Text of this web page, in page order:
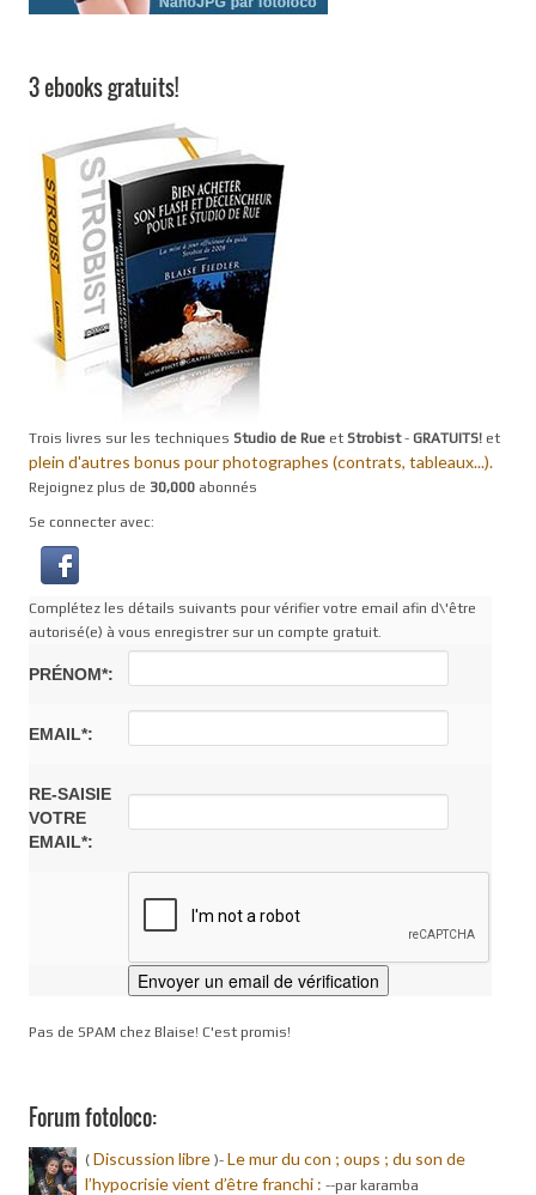
3 ebooks gratuits!
Trois livres sur les techniques Studio de Rue et Strobist- GRATUITS! et
plein d'autres bonus pour photographes (contrats, tableaux...).
Rejoignez plus de 30,000 abonnés
Se connecter avec:
Complétez les détails suivants pour vérifier votre email afin d\'être
autorisé(e) à vous enregistrer sur un compte gratuit.
PRÉNOM*:
EMAIL*:
RE-SAISIE
VOTRE
EMAIL*:
Pas de SPAM chez Blaise! C'est promis!
Forum fotoloco:
( Discussion libre )- Le mur du con ; oups ; du son de
l’hypocrisie vient d’être franchi : --par karamba